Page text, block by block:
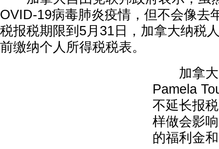
OVID-19病毒肺炎疫情，但不会像去
税报税期限到5月31日，加拿大纳税
前缴纳个人所得税税表。
加拿大
Pamela
不延长报
样做会影
的福利金